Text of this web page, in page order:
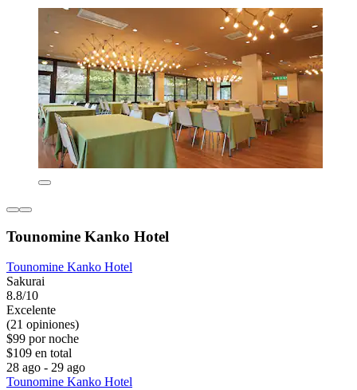
Tounomine Kanko Hotel
Tounomine Kanko Hotel
Sakurai
8.8/10
Excelente
(21 opiniones)
$99 por noche
$109 en total
28 ago - 29 ago
Tounomine Kanko Hotel